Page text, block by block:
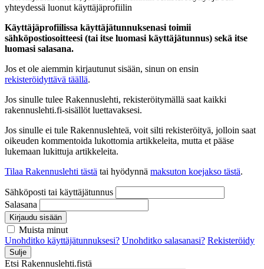
yhteydessä luonut käyttäjäprofiilin
Käyttäjäprofiilissa käyttäjätunnuksenasi toimii
sähköpostiosoitteesi (tai itse luomasi käyttäjätunnus) sekä itse
luomasi salasana.
Jos et ole aiemmin kirjautunut sisään, sinun on ensin
rekisteröidyttävä täällä.
Jos sinulle tulee Rakennuslehti, rekisteröitymällä saat kaikki
rakennuslehti.fi-sisällöt luettavaksesi.
Jos sinulle ei tule Rakennuslehteä, voit silti rekisteröityä, jolloin saat
oikeuden kommentoida lukottomia artikkeleita, mutta et pääse
lukemaan lukittuja artikkeleita.
Tilaa Rakennuslehti tästä tai hyödynnä maksuton koejakso tästä.
Sähköposti tai käyttäjätunnus
Salasana
Kirjaudu sisään
Muista minut
Unohditko käyttäjätunnuksesi? Unohditko salasanasi? Rekisteröidy
Sulje
Etsi Rakennuslehti.fistä